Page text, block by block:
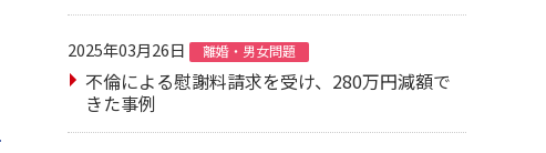
2025年03月26日 離婚・男女問題
不倫による慰謝料請求を受け、280万円減額で
きた事例